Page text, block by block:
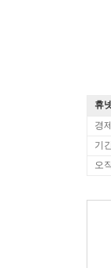
휴
경
기
오